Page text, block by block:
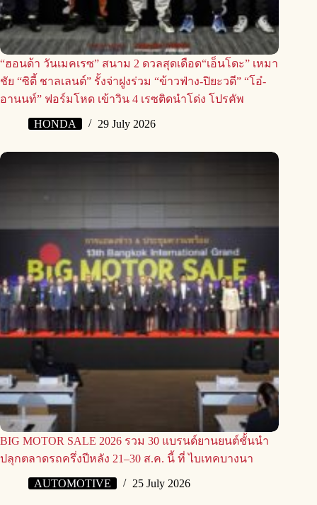
“ฮอนด้า วันเมคเรซ” สนาม 2 ดวลสุดเดือด“เอ็นโดะ” เหมา
ชัย “ซิตี้ ชาลเลนต์” รั้งจ่าฝูงร่วม “ข้าวฟ่าง-ปิยะวดี” “โอ๋-
อานนท์” ฟอร์มโหด เข้าวิน 4 เรซติดนำโด่ง โปรคัพ
HONDA 29 July 2026
BIG MOTOR SALE 2026 รวม 30 แบรนด์ยานยนต์ชั้นนำ
ปลุกตลาดรถครึ่งปีหลัง 21–30 ส.ค. นี้ ที่ ไบเทคบางนา
AUTOMOTIVE 25 July 2026